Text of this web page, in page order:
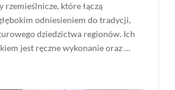
które łączą
odniesieniem do tradycji,
dziedzictwa regionów. Ich
jest ręczne wykonanie oraz …